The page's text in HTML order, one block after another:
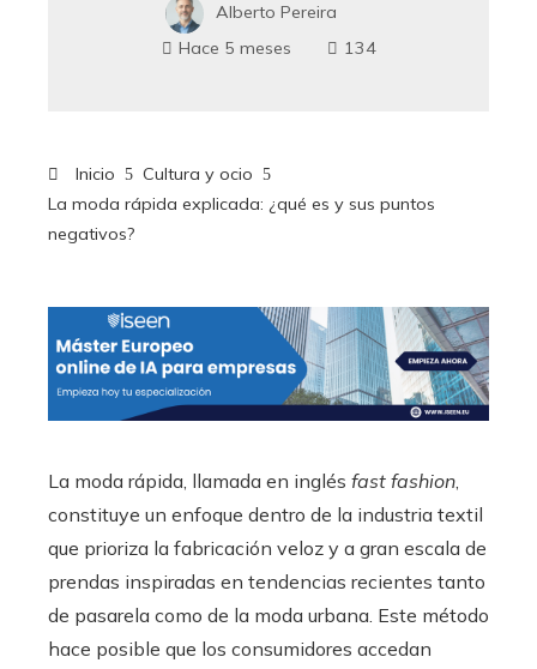
Alberto Pereira
Hace 5 meses
134
Inicio
Cultura y ocio
La moda rápida explicada: ¿qué es y sus puntos
negativos?
La moda rápida, llamada en inglés fast fashion,
constituye un enfoque dentro de la industria textil
que prioriza la fabricación veloz y a gran escala de
prendas inspiradas en tendencias recientes tanto
de pasarela como de la moda urbana. Este método
hace posible que los consumidores accedan